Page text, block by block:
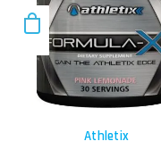
Athletix